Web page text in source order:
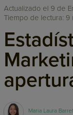
Actualizado el 9 de
Tiempo de lectura: 9
Maria Laura